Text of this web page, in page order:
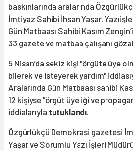
baskınlarında aralarında
İmtiyaz Sahibi İhsan Yaşar,
Gün Matbaası Sahibi Kasım
33 gazete ve matbaa çalışanı
5 Nisan’da sekiz kişi "örgüte üye
bilerek ve isteyerek yardım"
Aralarında Gün Matbaası sahibi
12 kişiyse "örgüt üyeliği ve
iddialarıyla tutuklandı.
Özgürlükçü Demokrasi gazetesi
Yaşar ve Sorumlu Yazı İşleri